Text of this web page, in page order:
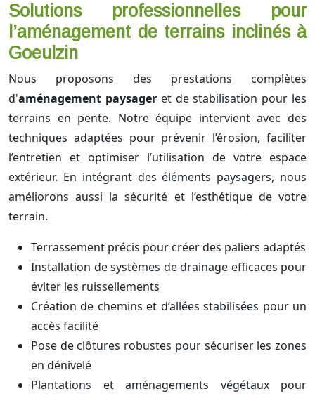
Solutions professionnelles pour
l’aménagement de terrains inclinés à
Goeulzin
Nous proposons des prestations complètes
d'aménagement paysageret de stabilisation pour les
terrains en pente. Notre équipe intervient avec des
techniques adaptées pour prévenir l’érosion, faciliter
l’entretien et optimiser l’utilisation de votre espace
extérieur. En intégrant des éléments paysagers, nous
améliorons aussi la sécurité et l’esthétique de votre
terrain.
Terrassement précis pour créer des paliers adaptés
Installation de systèmes de drainage efficaces pour
éviter les ruissellements
Création de chemins et d’allées stabilisées pour un
accès facilité
Pose de clôtures robustes pour sécuriser les zones
en dénivelé
Plantations et aménagements végétaux pour